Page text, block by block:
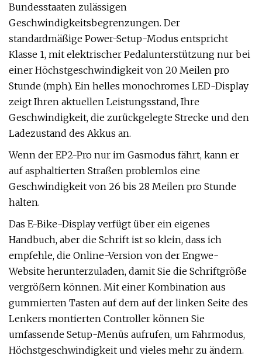
Bundesstaaten zulässigen
Geschwindigkeitsbegrenzungen. Der
standardmäßige Power-Setup-Modus entspricht
Klasse 1, mit elektrischer Pedalunterstützung nur bei
einer Höchstgeschwindigkeit von 20 Meilen pro
Stunde (mph). Ein helles monochromes LED-Display
zeigt Ihren aktuellen Leistungsstand, Ihre
Geschwindigkeit, die zurückgelegte Strecke und den
Ladezustand des Akkus an.
Wenn der EP2-Pro nur im Gasmodus fährt, kann er
auf asphaltierten Straßen problemlos eine
Geschwindigkeit von 26 bis 28 Meilen pro Stunde
halten.
Das E-Bike-Display verfügt über ein eigenes
Handbuch, aber die Schrift ist so klein, dass ich
empfehle, die Online-Version von der Engwe-
Website herunterzuladen, damit Sie die Schriftgröße
vergrößern können. Mit einer Kombination aus
gummierten Tasten auf dem auf der linken Seite des
Lenkers montierten Controller können Sie
umfassende Setup-Menüs aufrufen, um Fahrmodus,
Höchstgeschwindigkeit und vieles mehr zu ändern.